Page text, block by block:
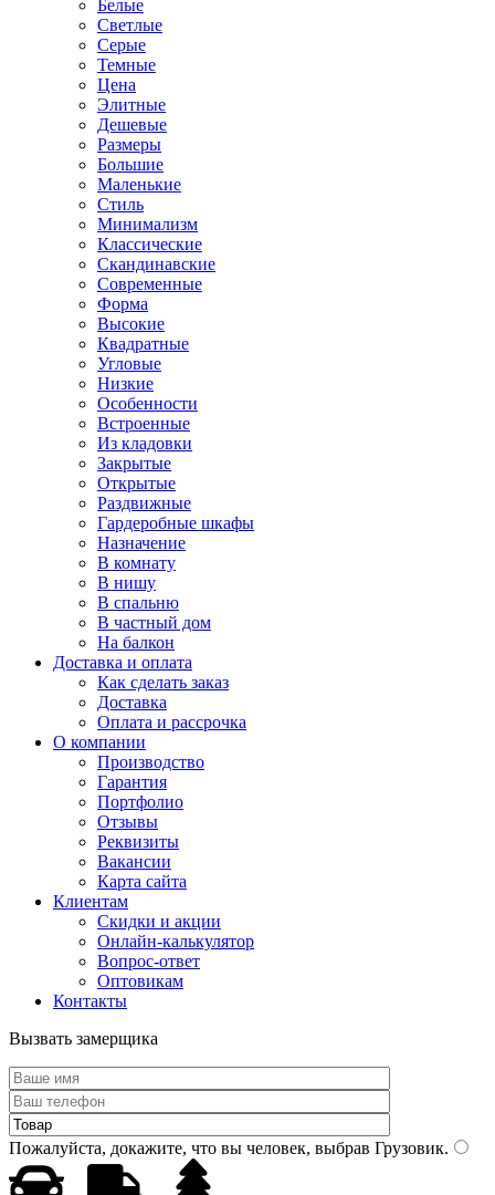
Белые
Светлые
Серые
Темные
Цена
Элитные
Дешевые
Размеры
Большие
Маленькие
Стиль
Минимализм
Классические
Скандинавские
Современные
Форма
Высокие
Квадратные
Угловые
Низкие
Особенности
Встроенные
Из кладовки
Закрытые
Открытые
Раздвижные
Гардеробные шкафы
Назначение
В комнату
В нишу
В спальню
В частный дом
На балкон
Доставка и оплата
Как сделать заказ
Доставка
Оплата и рассрочка
О компании
Производство
Гарантия
Портфолио
Отзывы
Реквизиты
Вакансии
Карта сайта
Клиентам
Скидки и акции
Онлайн-калькулятор
Вопрос-ответ
Оптовикам
Контакты
Вызвать замерщика
Пожалуйста, докажите, что вы человек, выбрав Грузовик.